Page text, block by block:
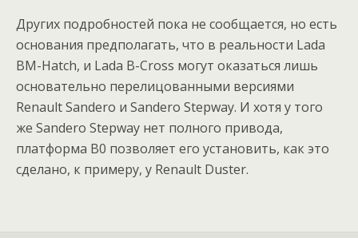
Других подробностей пока не сообщается, но есть
основания предполагать, что в реальности Lada
BM-Hatch, и Lada B-Cross могут оказаться лишь
основательно перелицованными версиями
Renault Sandero и Sandero Stepway. И хотя у того
же Sandero Stepway нет полного привода,
платформа B0 позволяет его установить, как это
сделано, к примеру, у Renault Duster.